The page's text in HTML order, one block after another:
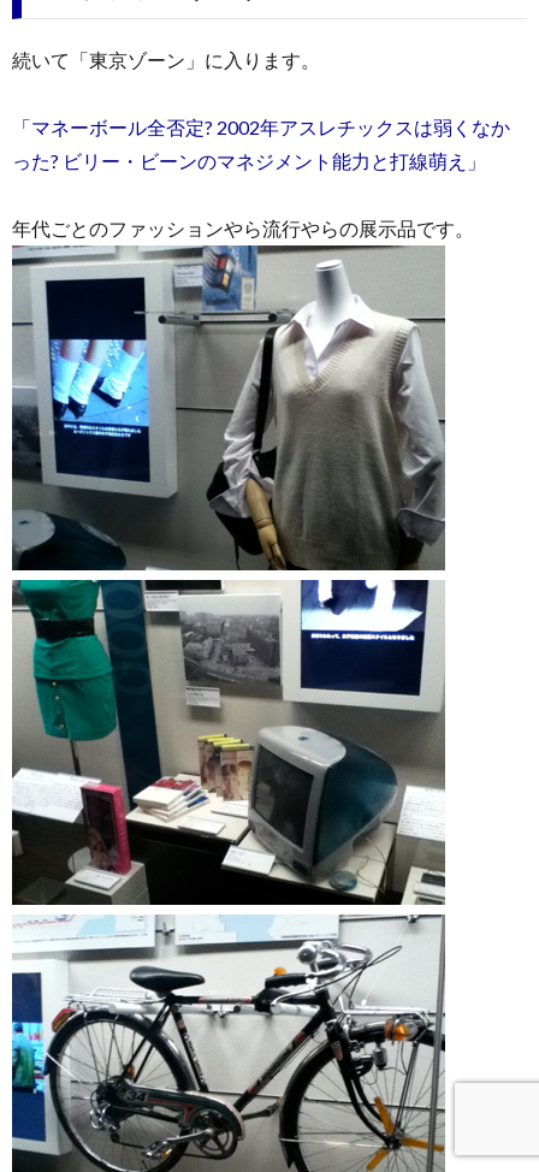
続いて「東京ゾーン」に入ります。
「マネーボール全否定? 2002年アスレチックスは弱くなか
った? ビリー・ビーンのマネジメント能力と打線萌え」
年代ごとのファッションやら流行やらの展示品です。